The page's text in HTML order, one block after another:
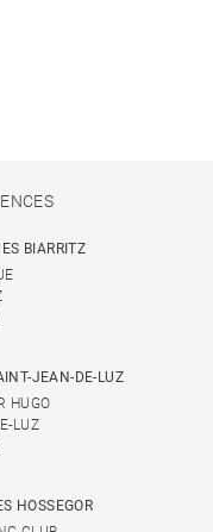
BIARRITZ
JEAN-DE-LUZ
HUGO
LUZ
HOSSEGOR